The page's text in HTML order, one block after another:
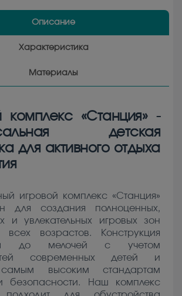
Описание
Характеристика
Материалы
комплекс «Станция» -
детская
для активного отдыха
игровой комплекс «Станция»
для создания полноценных,
и увлекательных игровых зон
возрастов. Конструкция
до мелочей с учетом
современных детей и
самым высоким стандартам
безопасности. Наш комплекс